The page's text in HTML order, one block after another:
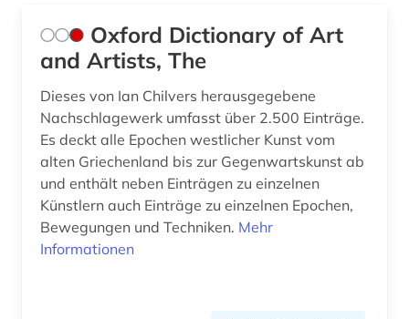
Oxford Dictionary of Art
and Artists, The
Dieses von Ian Chilvers herausgegebene
Nachschlagewerk umfasst über 2.500 Einträge.
Es deckt alle Epochen westlicher Kunst vom
alten Griechenland bis zur Gegenwartskunst ab
und enthält neben Einträgen zu einzelnen
Künstlern auch Einträge zu einzelnen Epochen,
Bewegungen und Techniken. Mehr
Informationen